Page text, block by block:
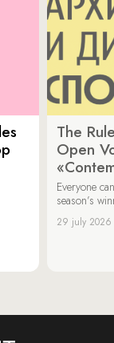
The
Open
Everyone
season’s
29 july 2026